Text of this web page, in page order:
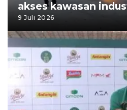
akses kawasan
9 Juli 2026